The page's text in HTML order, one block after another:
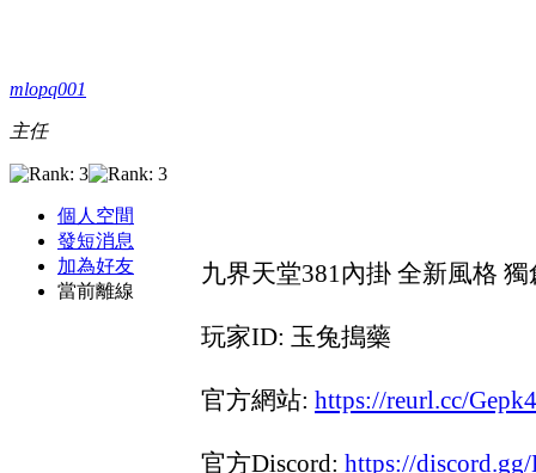
mlopq001
主任
個人空間
發短消息
加為好友
當前離線
九界天堂381內掛 全新風格
玩家ID: 玉兔搗藥
官方網站: https://reurl.cc/
官方Discord: https://